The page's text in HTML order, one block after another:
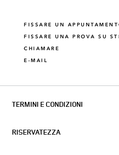
TERMINI E CONDIZIONI
RISERVATEZZA
FISSARE UN
FISSARE UNA PROVA SU
CHIAMARE
E-MAIL